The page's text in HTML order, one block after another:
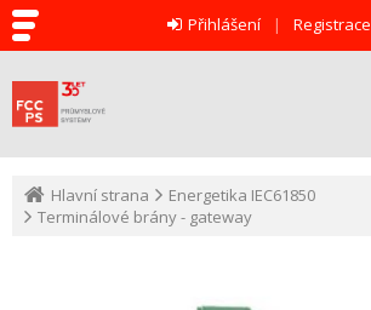
Přihlášení Registrace
Hlavní strana
Energetika IEC61850
Terminálové brány - gateway